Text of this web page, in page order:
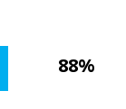
88%